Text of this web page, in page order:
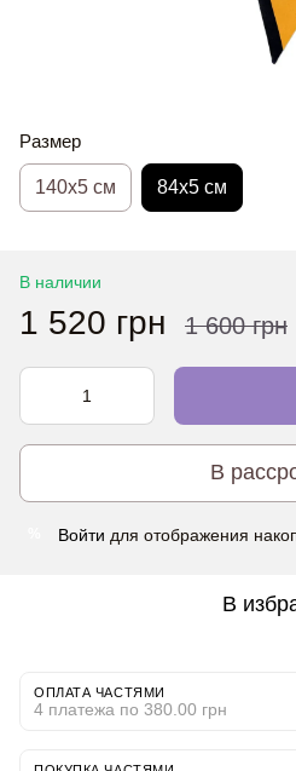
Размер
140х5 см 84х5 см
В наличии
1 520 грн 1 600 грн
В
Войти для отображения
В
ОПЛАТА ЧАСТЯМИ
4 платежа по 380.00 грн